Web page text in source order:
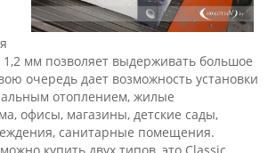
мм позволяет выдерживать большое
очередь дает возможность установки
отоплением, жилые
офисы, магазины, детские сады,
санитарные помещения.